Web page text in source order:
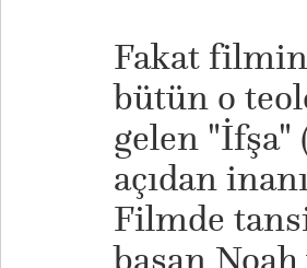
​Fakat filmin
bütün o
gelen "İfşa"
açıdan
Filmde